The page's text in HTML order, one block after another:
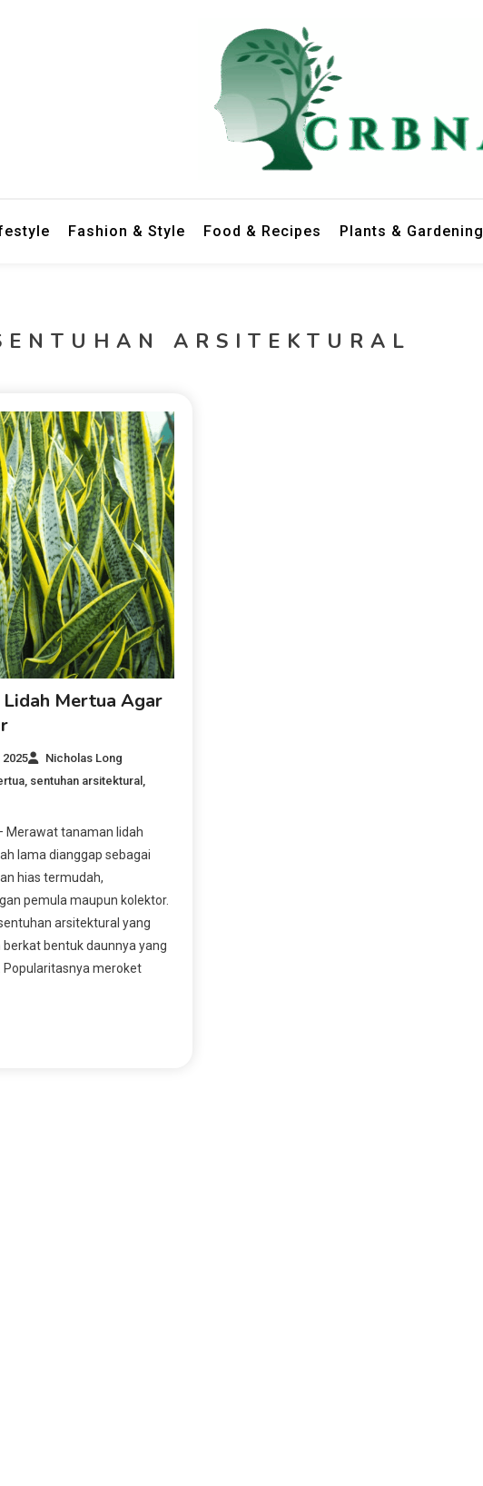
Fashion & Style Food & Recipes Plants & Gardening
ARSITEKTURAL
Lidah Mertua Agar
Nicholas Long
sentuhan arsitektural
Merawat tanaman lidah
lama dianggap sebagai
hias termudah,
pemula maupun kolektor.
arsitektural yang
bentuk daunnya yang
Popularitasnya meroket